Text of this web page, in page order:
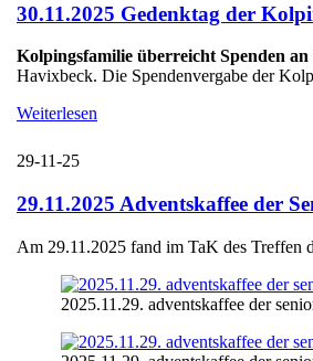
30.11.2025 Gedenktag der
Kolpingsfamilie überreicht Spenden
Havixbeck. Die Spendenvergabe der
Weiterlesen
29-11-25
29.11.2025 Adventskaffee der
Am 29.11.2025 fand im TaK des Treffen
2025.11.29. adventskaffee der